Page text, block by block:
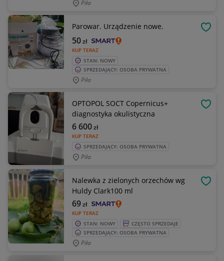
Piła
Parowar. Urządzenie nowe.
KUP TERAZ
50zł
STAN: NOWY
SPRZEDAJĄCY: OSOBA PRYWATNA
Piła
OPTOPOL SOCT Copernicus+
diagnostyka okulistyczna
KUP TERAZ
6 600zł
SPRZEDAJĄCY: OSOBA PRYWATNA
Piła
Nalewka z zielonych orzechów wg
Huldy Clark100 ml
KUP TERAZ
69zł
STAN: NOWY
CZĘSTO SPRZEDAJE
SPRZEDAJĄCY: OSOBA PRYWATNA
Piła